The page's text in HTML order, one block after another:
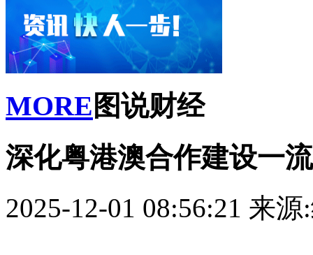
MORE 图说财经
深化粤港澳合作建设一
2025-12-01 08:56:21 来源